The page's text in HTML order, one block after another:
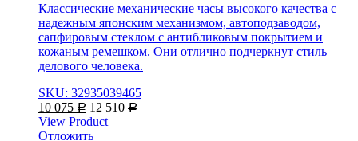
Классические механические часы высокого качества с
надежным японским механизмом, автоподзаводом,
сапфировым стеклом с антибликовым покрытием и
кожаным ремешком. Они отлично подчеркнут стиль
делового человека.
SKU: 32935039465
10 075 Р 12 510Р
View Product
Отложить